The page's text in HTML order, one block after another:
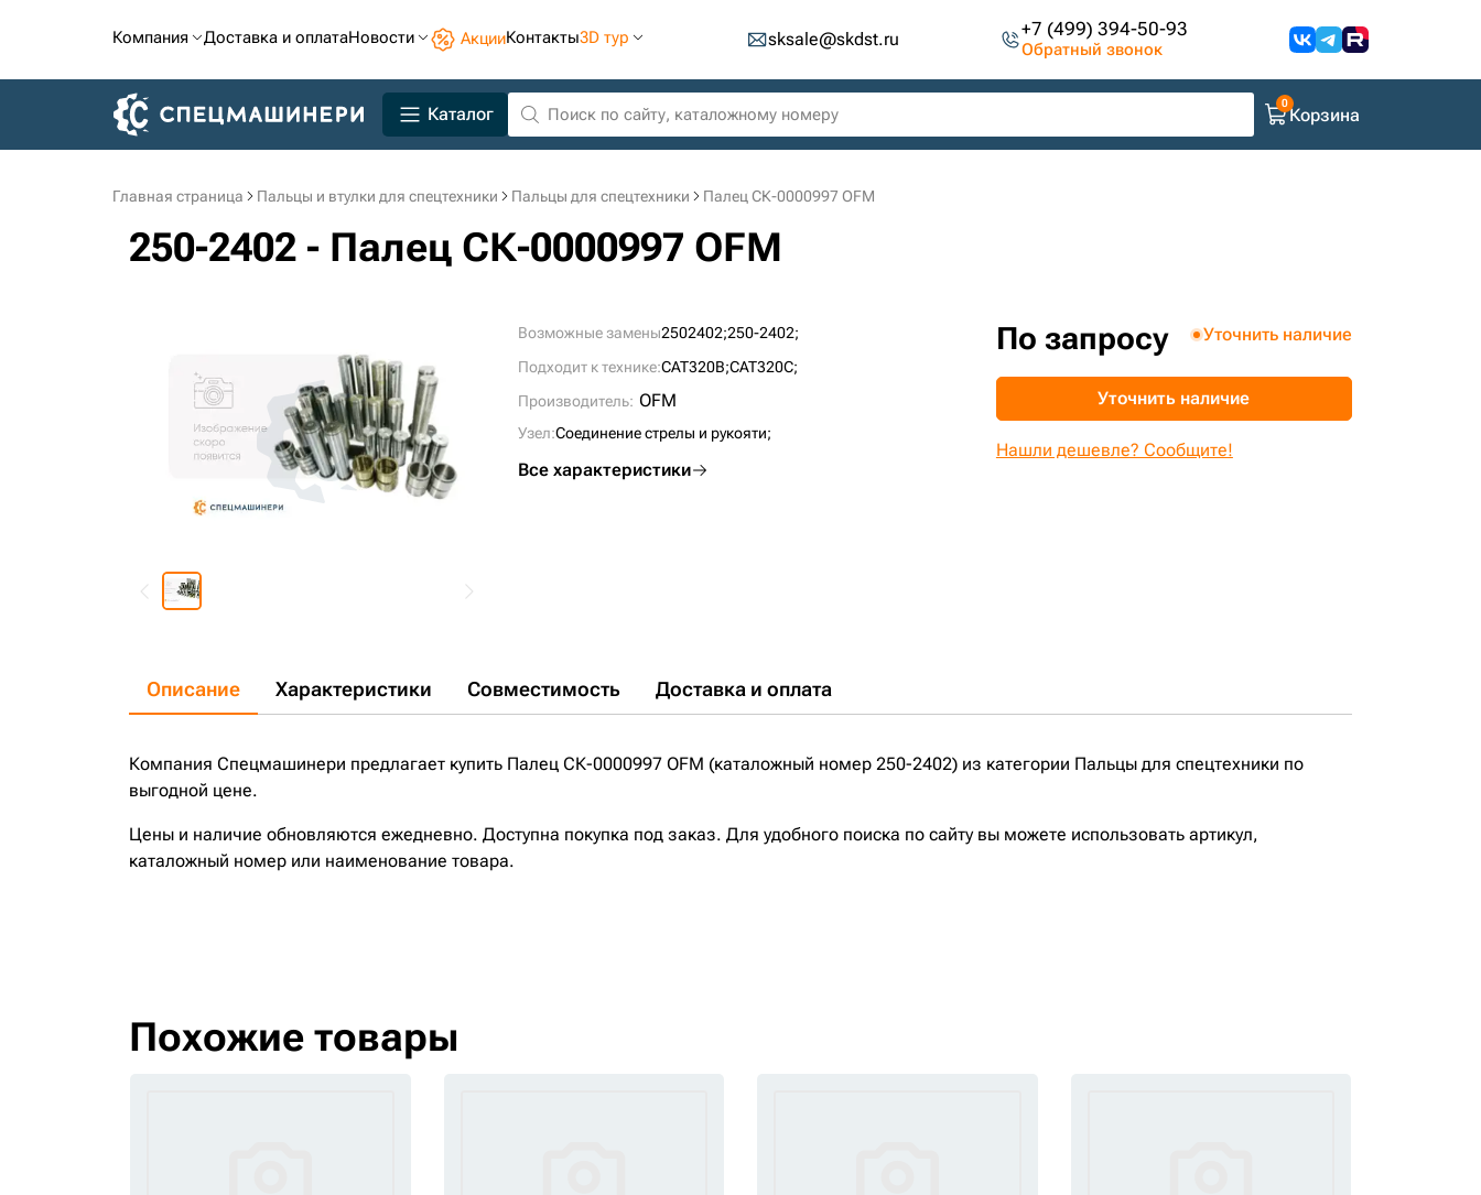
Компания Доставка и оплатаНовости АкцииКонтакты3D тур sksale@skdst.ru +7 (499) 394-50-93
Обратный звонок
Каталог Корзина
Главная страница Пальцы и втулки для спецтехники Пальцы для спецтехники Палец СК-0000997 OFM
250-2402 - Палец СК-0000997 OFM
Возможные замены2502402;250-2402;
Подходит к технике:CAT320B;CAT320C;
Производитель: OFM
Узел:Соединение стрелы и рукояти;
Все характеристики
По запросу Уточнить наличие
Уточнить наличие
Нашли дешевле? Сообщите!
Описание Характеристики Совместимость Доставка и оплата
Компания Спецмашинери предлагает купить Палец СК-0000997 OFM (каталожный номер 250-2402) из категории Пальцы для спецтехники по
выгодной цене.
Цены и наличие обновляются ежедневно. Доступна покупка под заказ. Для удобного поиска по сайту вы можете использовать артикул,
каталожный номер или наименование товара.
Похожие товары